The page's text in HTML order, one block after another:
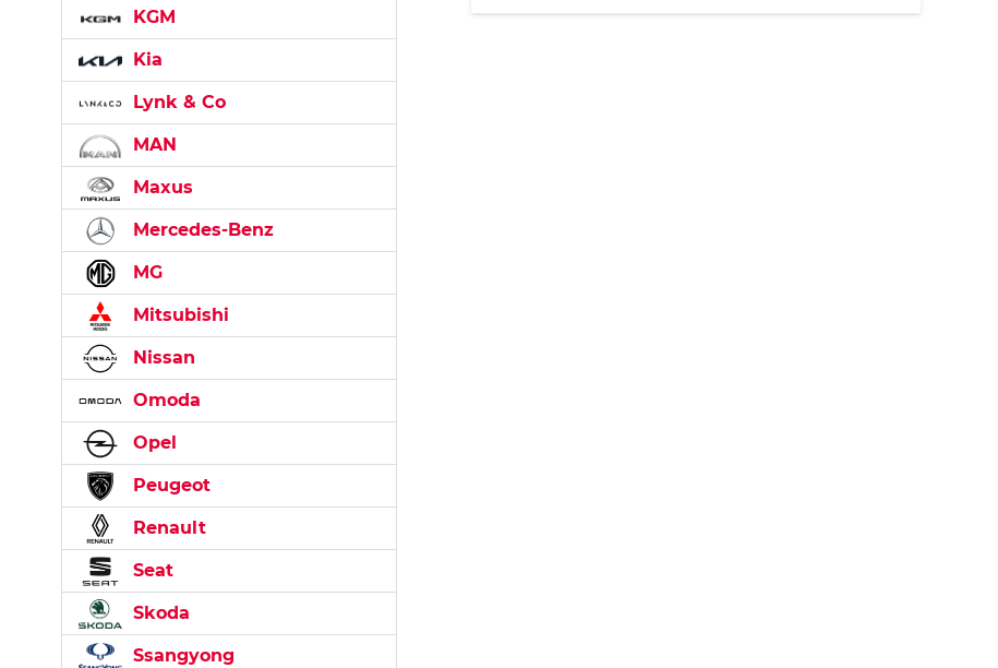
KGM
Kia
Lynk & Co
MAN
Maxus
Mercedes-Benz
MG
Mitsubishi
Nissan
Omoda
Opel
Peugeot
Renault
Seat
Skoda
Ssangyong